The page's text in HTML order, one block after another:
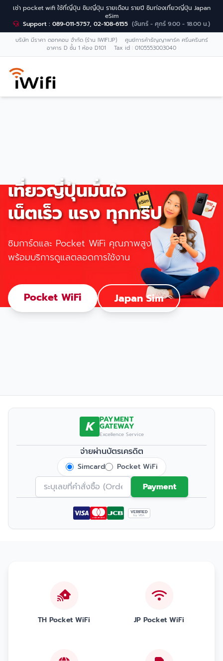
เช่า pocket wifi ใช้ที่ญี่ปุ่น ซิมญี่ปุ่น รายเดือน รายปี ซิมท่องเที่ยวญี่ปุ่น Japan
eSim
Support : 089-011-5757, 02-108-6155 (จันทร์ - ศุกร์ 9.00 - 18.00 น.)
บริษัท มีราคา ดอทคอม จำกัด (ร้าน IWIFI.JP) ศูนย์การค้าธัญญาพาร์ค ศรีนครินทร์
อาคาร D ชั้น 1 ห้อง D101 Tax id : 0105553003040
เที่ยวญี่ปุ่นมั่นใจ
เน็ตเร็ว แรง ทุกทริป
ซิมการ์ดและ Pocket WiFi คุณภาพสูง
พร้อมบริการดูแลตลอดการใช้งาน
Pocket WiFi Japan Sim
K PAYMENT
GATEWAY
Excellence Service
จ่ายผ่านบัตรเครดิต
Simcard Pocket WiFi
Payment
VERIFIED
by VISA
TH Pocket WiFi JP Pocket WiFi